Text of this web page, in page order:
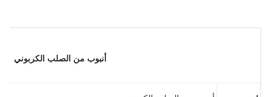
أنبوب من الصلب الكربوني